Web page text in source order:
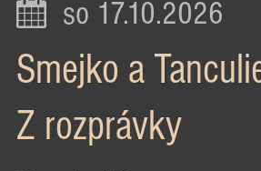
so 17.10.2026
Smejko a
Z rozprávky